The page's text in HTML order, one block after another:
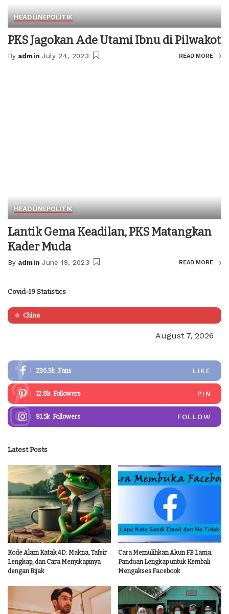
HEADLINEPOLITIK
PKS Jagokan Ade Utami Ibnu di Pilwakot
Posted
By admin July 24, 2023 READ MORE
HEADLINEPOLITIK
Lantik Gema Keadilan, PKS Matangkan
Kader Muda
Posted
By admin June 19, 2023 READ MORE
Covid-19 Statistics
China
August 7, 2026
236.3k Fans LIKE
12.8k Followers PIN
81.5k Followers FOLLOW
Latest Posts
Kode Alam Katak 4D: Makna, Tafsir
Lengkap, dan Cara Menyikapinya
dengan Bijak
Cara Memulihkan Akun FB Lama:
Panduan Lengkap untuk Kembali
Mengakses Facebook